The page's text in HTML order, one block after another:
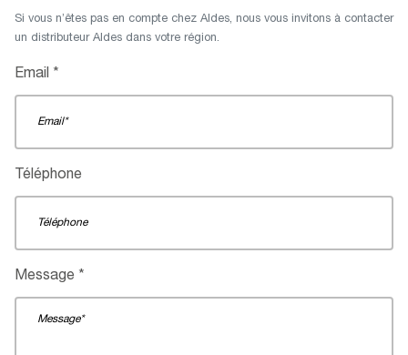
Si vous n’êtes pas en compte chez Aldes, nous vous invitons à contacter
un distributeur Aldes dans votre région.
Email
Téléphone
Message